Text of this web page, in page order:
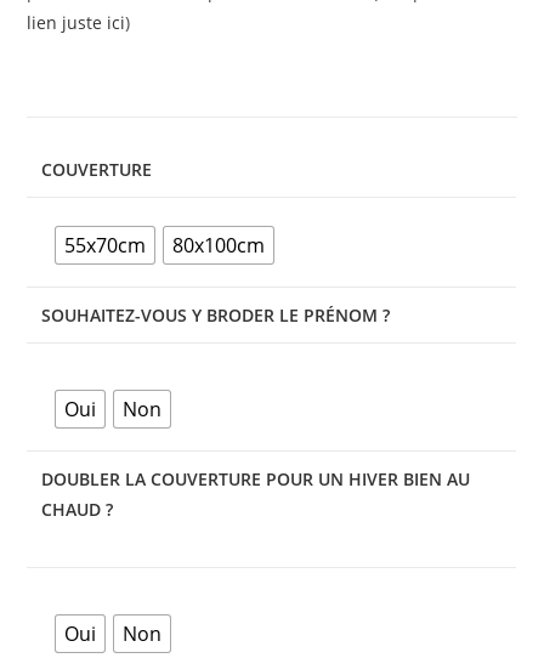
lien juste ici)
COUVERTURE
55x70cm 80x100cm
SOUHAITEZ-VOUS Y BRODER LE PRÉNOM ?
Oui Non
DOUBLER LA COUVERTURE POUR UN HIVER BIEN AU
CHAUD ?
Oui Non